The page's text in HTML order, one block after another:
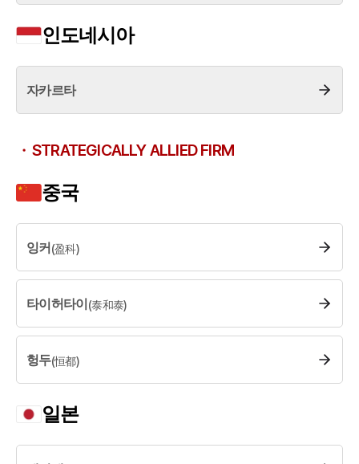
인도네시아
자카르타
STRATEGICALLY ALLIED FIRM
중국
잉커(盈科)
타이허타이(泰和泰)
헝두(恒都)
일본